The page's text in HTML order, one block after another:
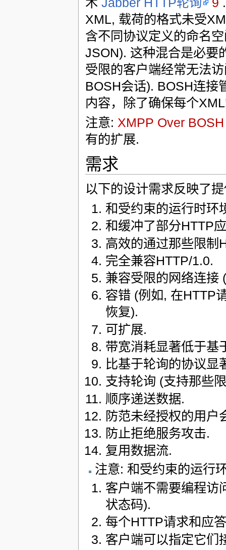
XML, 载荷的格式未受
含不同协议定义的命名
JSON). 这种混合是必要
受限的客户端经常无法
BOSH会话). BOSH连接
内容，除了确保每个
注意: XMPP Over BOSH
有的扩展.
需求
以下的设计需求反映了
和受约束的运行时环
和缓冲了部分HTTP
高效的通过那些限制
完全兼容HTTP/1.0.
兼容受限的网络连接
容错 (例如, 在HTTP
恢复).
可扩展.
带宽消耗显著低于基
比基于轮询的协议显
支持轮询 (支持那些
顺序递送数据.
防范未经授权的用户
防止拒绝服务攻击.
复用数据流.
注意: 和受约束的运行
客户端不需要编程访
状态码).
每个HTTP请求和应
客户端可以指定它们